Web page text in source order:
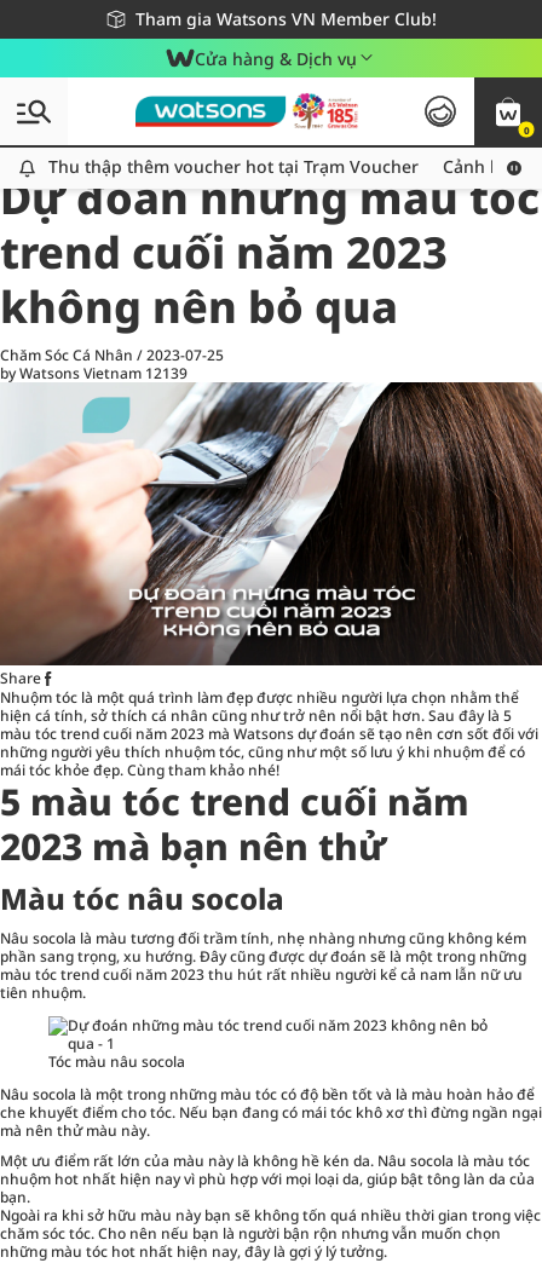
Tham gia Watsons VN Member Club!
Miễn phí giao hàng cho đơn hàng từ 249,000Đ
Giao hàng nhanh 24h - Áp dụng khu vực TP. Hồ Chí Minh
Cửa hàng & Dịch vụ
0
Thu thập thêm voucher hot tại Trạm Voucher
Thu thập thêm voucher hot tại Trạm Voucher Cảnh báo
All
Chăm Sóc Cá Nhân
Dự đoán những màu tóc
trend cuối năm 2023
không nên bỏ qua
Chăm Sóc Cá Nhân /2023-07-25
by Watsons Vietnam 12139
Share
Nhuộm tóc là một quá trình làm đẹp được nhiều người lựa chọn nhằm thể
hiện cá tính, sở thích cá nhân cũng như trở nên nổi bật hơn. Sau đây là 5
màu tóc trend cuối năm 2023 mà Watsons dự đoán sẽ tạo nên cơn sốt đối với
những người yêu thích nhuộm tóc, cũng như một số lưu ý khi nhuộm để có
mái tóc khỏe đẹp. Cùng tham khảo nhé!
5 màu tóc trend cuối năm
2023 mà bạn nên thử
Màu tóc nâu socola
Nâu socola là màu tương đối trầm tính, nhẹ nhàng nhưng cũng không kém
phần sang trọng, xu hướng. Đây cũng được dự đoán sẽ là một trong những
màu tóc trend cuối năm 2023 thu hút rất nhiều người kể cả nam lẫn nữ ưu
tiên nhuộm.
Tóc màu nâu socola
Nâu socola là một trong những màu tóc có độ bền tốt và là màu hoàn hảo để
che khuyết điểm cho tóc. Nếu bạn đang có mái tóc khô xơ thì đừng ngần ngại
mà nên thử màu này.
Một ưu điểm rất lớn của màu này là không hề kén da. Nâu socola là màu tóc
nhuộm hot nhất hiện nay vì phù hợp với mọi loại da, giúp bật tông làn da của
bạn.
Ngoài ra khi sở hữu màu này bạn sẽ không tốn quá nhiều thời gian trong việc
chăm sóc tóc. Cho nên nếu bạn là người bận rộn nhưng vẫn muốn chọn
những màu tóc hot nhất hiện nay, đây là gợi ý lý tưởng.